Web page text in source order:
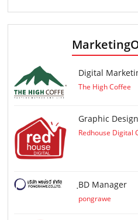
Digital
The High Coffee
Graphic
Redhouse Digital
ฺBD Manager
pongrawe